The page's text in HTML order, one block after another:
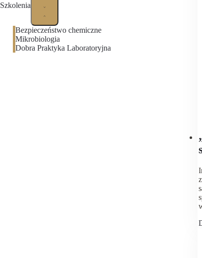
Szkolenia
Bezpieczeństwo chemiczne
Mikrobiologia
Dobra Praktyka Laboratoryjna